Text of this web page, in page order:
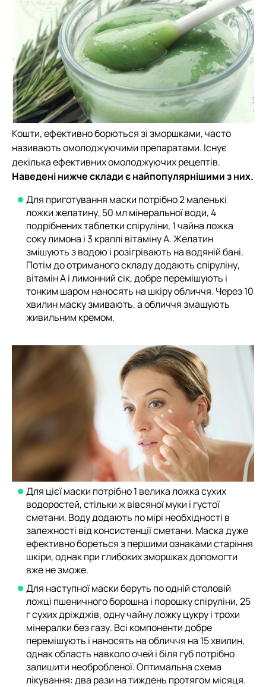
Кошти, ефективно борються зі зморшками, часто
називають омолоджуючими препаратами. Існує
декілька ефективних омолоджуючих рецептів.
Наведені нижче склади є найпопулярнішими з них.
Для приготування маски потрібно 2 маленькі
ложки желатину, 50 мл мінеральної води, 4
подрібнених таблетки спіруліни, 1 чайна ложка
соку лимона і 3 краплі вітаміну А. Желатин
змішують з водою і розігрівають на водяній бані.
Потім до отриманого складу додають спіруліну,
вітамін А і лимонний сік, добре перемішують і
тонким шаром наносять на шкіру обличчя. Через 10
хвилин маску змивають, а обличчя змащують
живильним кремом.
Для цієї маски потрібно 1 велика ложка сухих
водоростей, стільки ж вівсяної муки і густої
сметани. Воду додають по мірі необхідності в
залежності від консистенції сметани. Маска дуже
ефективно бореться з першими ознаками старіння
шкіри, однак при глибоких зморшках допомогти
вже не зможе.
Для наступної маски беруть по одній столовій
ложці пшеничного борошна і порошку спіруліни, 25
г сухих дріжджів, одну чайну ложку цукру і трохи
мінералки без газу. Всі компоненти добре
перемішують і наносять на обличчя на 15 хвилин,
однак область навколо очей і біля губ потрібно
залишити необробленої. Оптимальна схема
лікування: два рази на тиждень протягом місяця.